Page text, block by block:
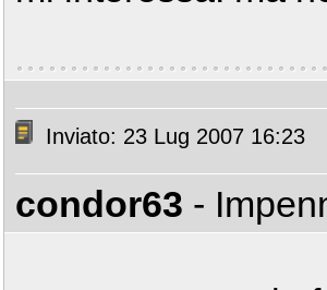
Inviato: 23 Lug 2007 16:23
condor63 -